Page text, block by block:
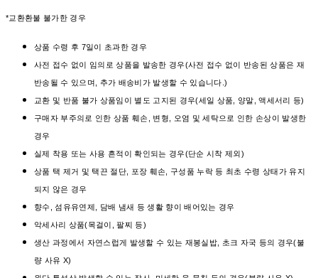
*교환환불 불가한 경우
상품 수령 후 7일이 초과한 경우
사전 접수 없이 임의로 상품을 발송한 경우(사전 접수 없이 반송된 상품은 재
반송될 수 있으며, 추가 배송비가 발생할 수 있습니다.)
교환 및 반품 불가 상품임이 별도 고지된 경우(세일 상품, 양말, 액세서리 등)
구매자 부주의로 인한 상품 훼손, 변형, 오염 및 세탁으로 인한 손상이 발생한
경우
실제 착용 또는 사용 흔적이 확인되는 경우(단순 시착 제외)
상품 택 제거 및 택끈 절단, 포장 훼손, 구성품 누락 등 최초 수령 상태가 유지
되지 않은 경우
향수, 섬유유연제, 담배 냄새 등 생활 향이 배어있는 경우
악세사리 상품(목걸이, 팔찌 등)
생산 과정에서 자연스럽게 발생할 수 있는 재봉실밥, 초크 자국 등의 경우(불
량 사유 X)